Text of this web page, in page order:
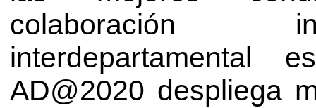
colaboración
interdepartamental
AD@2020 despliega